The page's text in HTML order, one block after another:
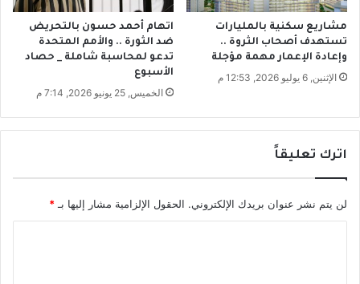
ي
امشاريع سكنية بالمليارات
تستهدف أصحاب الثروة ..
وإعادة الإعمار مهمة مؤجلة
الإثنين, 6 يوليو 2026, 12:53 م
اتهام أحمد حسون بالتحريض
ضد الثورة .. والأمم المتحدة
تدعو لمحاسبة شاملة _ حصاد
الأسبوع
الخميس, 25 يونيو 2026, 7:14 م
اترك تعليقاً
لن يتم نشر عنوان بريدك الإلكتروني. الحقول الإلزامية مشار إليها بـ*